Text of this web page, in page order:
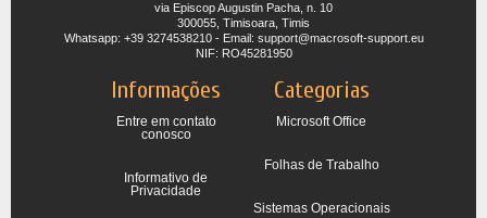
via Episcop Augustin Pacha, n. 10
300055, Timisoara, Timis
Whatsapp: +39 3274538210 - Email: support@macrosoft-support.eu
NIF: RO45281950
Informações
Entre em contato
conosco
Informativo de
Privacidade
Categorias
Microsoft Office
Folhas de Trabalho
Sistemas Operacionais